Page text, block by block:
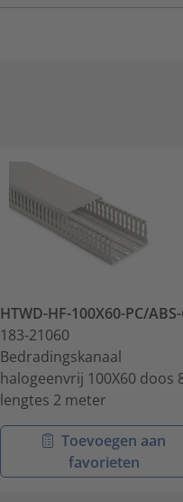
HTWD-HF-100X60-PC/
183-21060
Bedradingskanaal
halogeenvrij 100X60 doos
lengtes 2 meter
Toevoegen aan
favorieten